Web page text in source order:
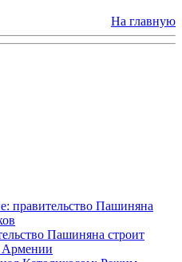
На главную
правительство Пашиняна
Пашиняна строит
Армении